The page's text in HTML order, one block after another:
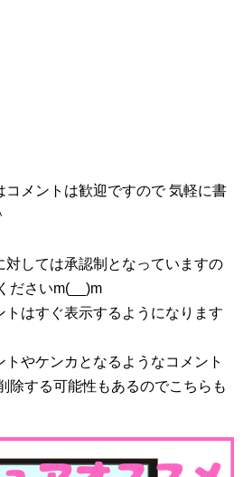
コメントは歓迎ですので 気軽に書
対しては承認制となっていますの
ださいm(__)m
はすぐ表示するようになります
やケンカとなるようなコメント
除する可能性もあるのでこちらも